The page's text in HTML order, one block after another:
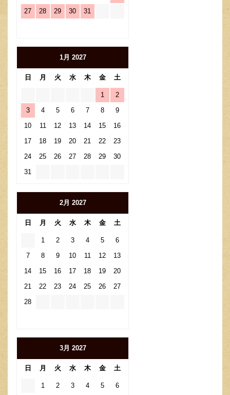
27
28 29 30 31
1月 2027
日 月 火 水 木 金 土
1
2
3
4 5 6 7 8
9
10
11 12 13 14 15
16
17
18 19 20 21 22
23
24
25 26 27 28 29
30
31
2月 2027
日 月 火 水 木 金 土
1 2 3 4 5
6
7
8 9 10 11 12
13
14
15 16 17 18 19
20
21
22 23 24 25 26
27
28
3月 2027
日 月 火 水 木 金 土
1 2 3 4 5
6